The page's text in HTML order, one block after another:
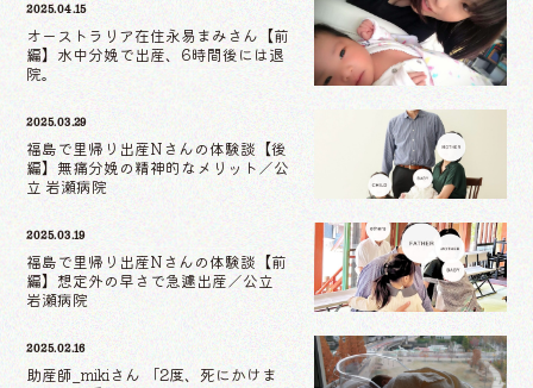
2025.04.15
オーストラリア在住永易まみさん【前
編】水中分娩で出産、6時間後には退
院。
2025.03.29
福島で里帰り出産Nさんの体験談【後
編】無痛分娩の精神的なメリット／公
立 岩瀬病院
2025.03.19
福島で里帰り出産Nさんの体験談【前
編】想定外の早さで急遽出産／公立
岩瀬病院
2025.02.16
助産師_mikiさん 「2度、死にかけま